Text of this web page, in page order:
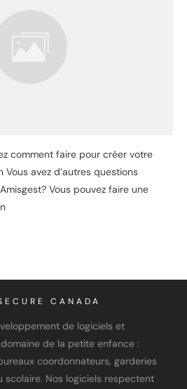
comment faire pour créer votre
avez d’autres questions
Vous pouvez faire une
CANADA
de logiciels et
de la petite enfance :
coordonnateurs, garderies
scolaire. Nos logiciels respectent